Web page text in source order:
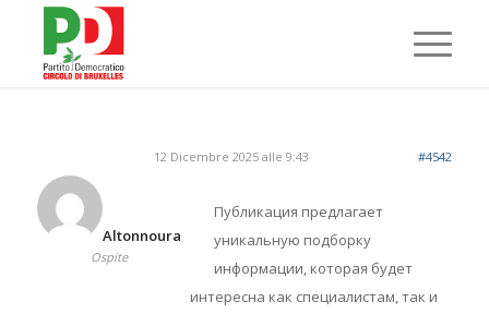
12 Dicembre 2025 alle 9:43 #4542
Altonnoura
Ospite
Публикация предлагает
уникальную подборку
информации, которая будет
интересна как специалистам, так и